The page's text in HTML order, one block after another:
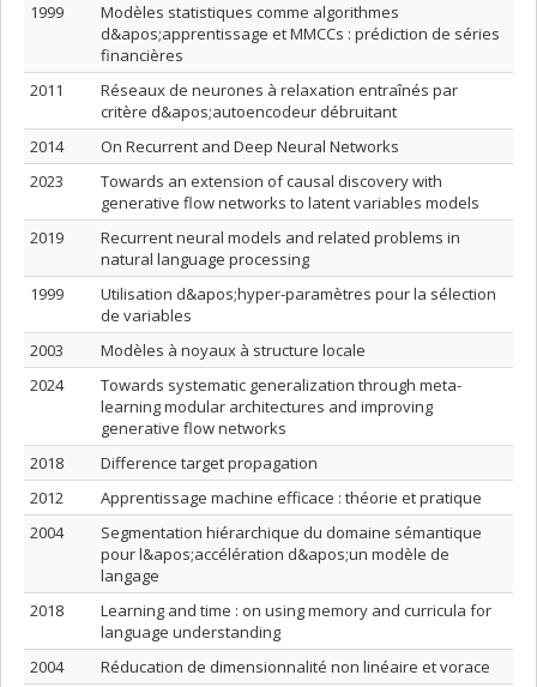
1999
Modèles statistiques comme algorithmes
d&apos;apprentissage et MMCCs : prédiction de séries
financières
2011
Réseaux de neurones à relaxation entraînés par
critère d&apos;autoencodeur débruitant
2014
On Recurrent and Deep Neural Networks
2023
Towards an extension of causal discovery with
generative flow networks to latent variables models
2019
Recurrent neural models and related problems in
natural language processing
1999
Utilisation d&apos;hyper-paramètres pour la sélection
de variables
2003
Modèles à noyaux à structure locale
2024
Towards systematic generalization through meta-
learning modular architectures and improving
generative flow networks
2018
Difference target propagation
2012
Apprentissage machine efficace : théorie et pratique
2004
Segmentation hiérarchique du domaine sémantique
pour l&apos;accélération d&apos;un modèle de
langage
2018
Learning and time : on using memory and curricula for
language understanding
2004
Réducation de dimensionnalité non linéaire et vorace